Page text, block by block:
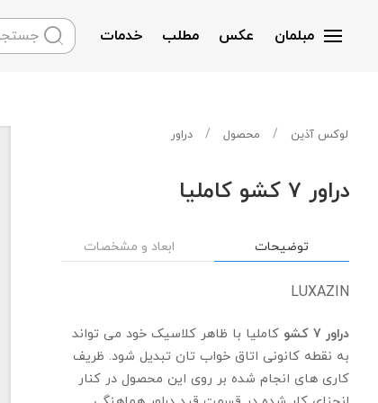
مبلمان عکس مطلب خدمات
لوکس آذین محصول دراور
دراور 7 کشو کاملیا
توضیحات ابعاد و مشخصات
LUXAZIN
دراور 7 کشو
کاملیا با ظاهر کلاسیک خود می تواند
به نقطه کانونی اتاق خواب تان تبدیل شود. ظریف
کاری های انجام شده بر روی این محصول در کنار